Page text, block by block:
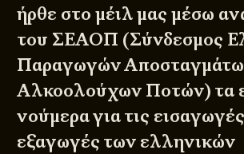
ήρθε στο μέιλ μας μέσω
του ΣΕΑΟΠ (Σύνδεσμος
Παραγωγών
Αλκοολούχων Ποτών) τα
νούμερα για τις εισαγωγές
εξαγωγές των ελληνικών